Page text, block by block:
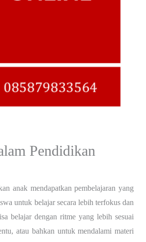
Pendidikan
anak mendapatkan pembelajaran yang
untuk belajar secara lebih terfokus dan
belajar dengan ritme yang lebih sesuai
atau bahkan untuk mendalami materi